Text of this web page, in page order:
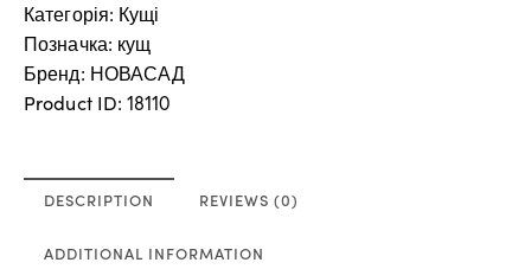
Категорія: Кущі
Позначка: кущ
Бренд: НОВАСАД
Product ID:18110
DESCRIPTION REVIEWS (0)
ADDITIONAL INFORMATION